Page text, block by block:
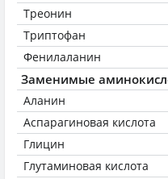
Треонин
Триптофан
Фенилаланин
Заменимые
Аланин
Аспарагиновая кислота
Глицин
Глутаминовая кислота